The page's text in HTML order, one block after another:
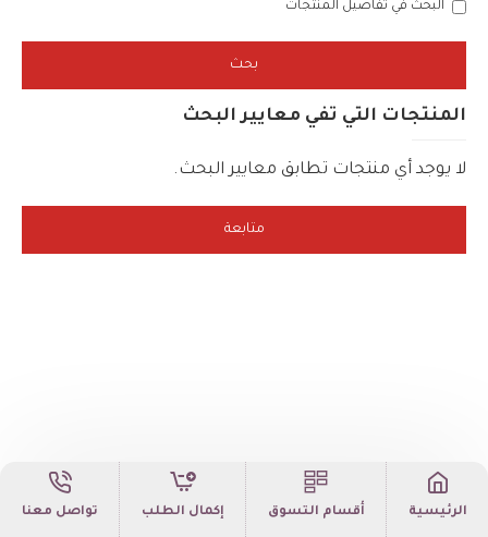
البحث في تفاصيل المنتجات
بحث
المنتجات التي تفي معايير البحث
لا يوجد أي منتجات تطابق معايير البحث.
متابعة
الرئيسية أقسام التسوق إكمال الطلب تواصل معنا